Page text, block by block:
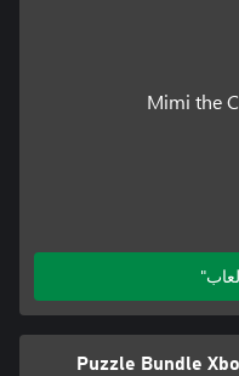
Mimi the
Puzzle Bundle